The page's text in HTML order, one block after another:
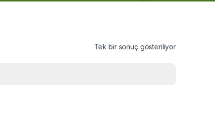
Tek bir sonuç gösteriliyor